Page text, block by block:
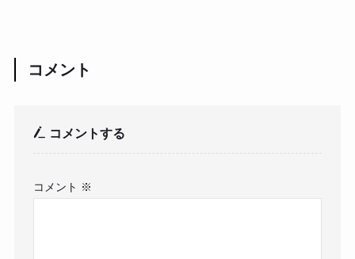
コメント
コメントする
コメント ※